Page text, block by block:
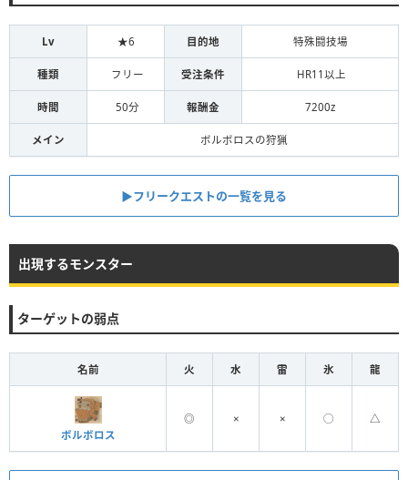
Lv ★6 目的地 特殊闘技場
種類 フリー 受注条件 HR11以上
時間 50分 報酬金 7200z
メイン ボルボロスの狩猟
▶︎フリークエストの一覧を見る
出現するモンスター
ターゲットの弱点
名前 火 水 雷 氷 龍
ボルボロス
◎ × × ◯ △